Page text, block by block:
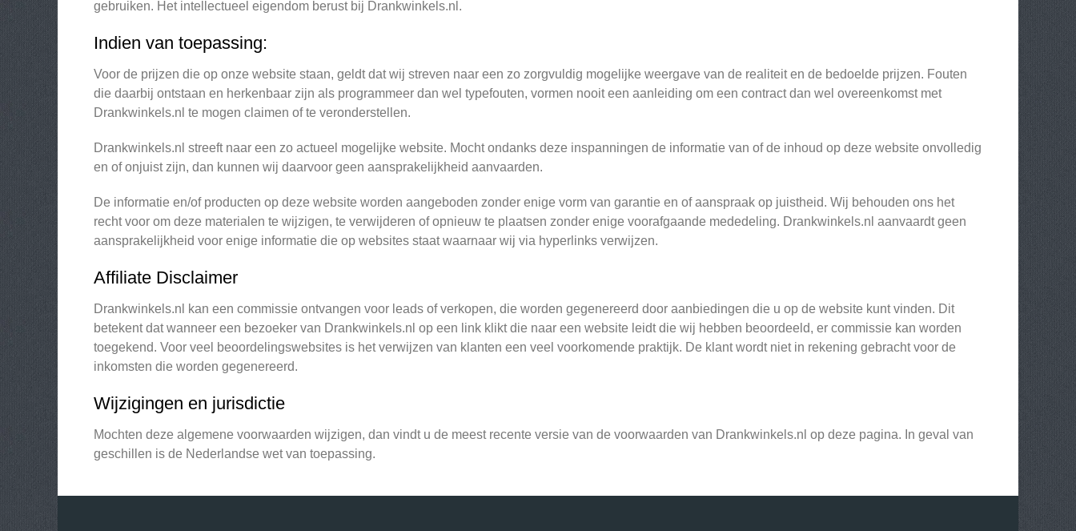
gebruiken. Het intellectueel eigendom berust bij Drankwinkels.nl.
Indien van toepassing:
Voor de prijzen die op onze website staan, geldt dat wij streven naar een zo zorgvuldig mogelijke weergave van de realiteit en de bedoelde prijzen. Fouten
die daarbij ontstaan en herkenbaar zijn als programmeer dan wel typefouten, vormen nooit een aanleiding om een contract dan wel overeenkomst met
Drankwinkels.nl te mogen claimen of te veronderstellen.
Drankwinkels.nl streeft naar een zo actueel mogelijke website. Mocht ondanks deze inspanningen de informatie van of de inhoud op deze website onvolledig
en of onjuist zijn, dan kunnen wij daarvoor geen aansprakelijkheid aanvaarden.
De informatie en/of producten op deze website worden aangeboden zonder enige vorm van garantie en of aanspraak op juistheid. Wij behouden ons het
recht voor om deze materialen te wijzigen, te verwijderen of opnieuw te plaatsen zonder enige voorafgaande mededeling. Drankwinkels.nl aanvaardt geen
aansprakelijkheid voor enige informatie die op websites staat waarnaar wij via hyperlinks verwijzen.
Affiliate Disclaimer
Drankwinkels.nl kan een commissie ontvangen voor leads of verkopen, die worden gegenereerd door aanbiedingen die u op de website kunt vinden. Dit
betekent dat wanneer een bezoeker van Drankwinkels.nl op een link klikt die naar een website leidt die wij hebben beoordeeld, er commissie kan worden
toegekend. Voor veel beoordelingswebsites is het verwijzen van klanten een veel voorkomende praktijk. De klant wordt niet in rekening gebracht voor de
inkomsten die worden gegenereerd.
Wijzigingen en jurisdictie
Mochten deze algemene voorwaarden wijzigen, dan vindt u de meest recente versie van de voorwaarden van Drankwinkels.nl op deze pagina. In geval van
geschillen is de Nederlandse wet van toepassing.